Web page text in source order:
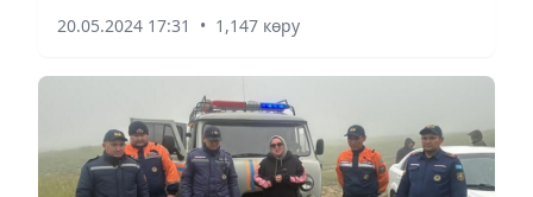
20.05.2024 17:31
• 1,147 көру